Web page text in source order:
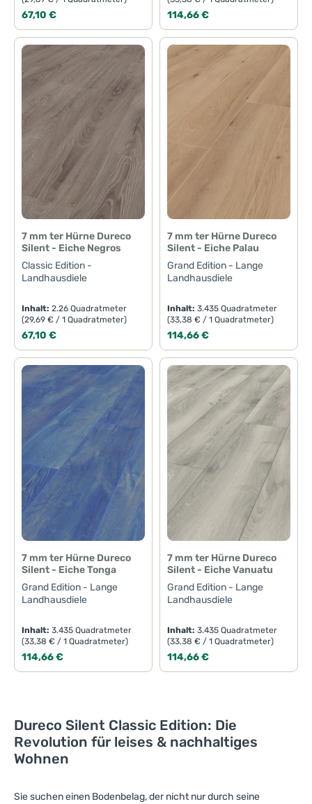
Regulärer Preis:
67,10 € Regulärer Preis:
114,66 €
7 mm ter Hürne Dureco
Silent - Eiche Negros
Classic Edition -
Landhausdiele
Inhalt:2.26 Quadratmeter
(29,69 € / 1 Quadratmeter)
Regulärer Preis:
67,10 €
7 mm ter Hürne Dureco
Silent - Eiche Palau
Grand Edition - Lange
Landhausdiele
Inhalt:3.435 Quadratmeter
(33,38 € / 1 Quadratmeter)
Regulärer Preis:
114,66 €
7 mm ter Hürne Dureco
Silent - Eiche Tonga
Grand Edition - Lange
Landhausdiele
Inhalt:3.435 Quadratmeter
(33,38 € / 1 Quadratmeter)
Regulärer Preis:
114,66 €
7 mm ter Hürne Dureco
Silent - Eiche Vanuatu
Grand Edition - Lange
Landhausdiele
Inhalt:3.435 Quadratmeter
(33,38 € / 1 Quadratmeter)
Regulärer Preis:
114,66 €
Dureco Silent Classic Edition: Die
Revolution für leises & nachhaltiges
Wohnen
Sie suchen einen Bodenbelag, der nicht nur durch seine